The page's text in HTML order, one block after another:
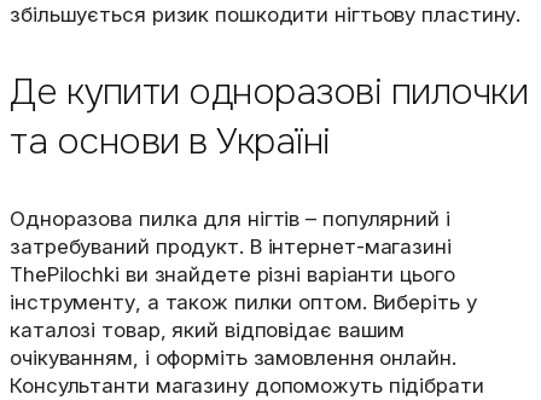
збільшується ризик пошкодити нігтьову пластину.
Де купити одноразові пилочки
та основи в Україні
Одноразова пилка для нігтів – популярний і
затребуваний продукт. В інтернет-магазині
ThePilochki ви знайдете різні варіанти цього
інструменту, а також пилки оптом. Виберіть у
каталозі товар, який відповідає вашим
очікуванням, і оформіть замовлення онлайн.
Консультанти магазину допоможуть підібрати